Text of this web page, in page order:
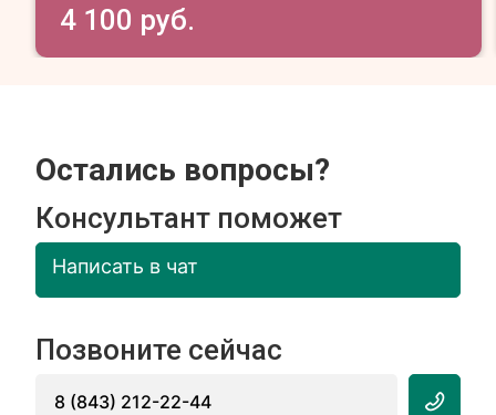
4 100 руб.
Остались вопросы?
Консультант поможет
Написать в чат
Позвоните сейчас
8 (843) 212-22-44